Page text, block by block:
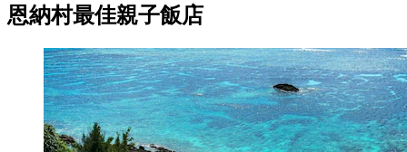
恩納村最佳親子飯店